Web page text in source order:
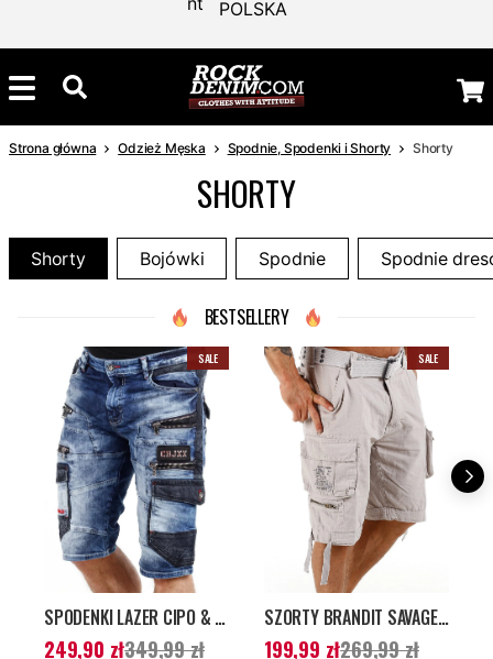
POLSKA
Strona główna Odzież Męska Spodnie, Spodenki i Shorty Shorty
SHORTY
Shorty Bojówki Spodnie Spodnie
BESTSELLERY
SALE
SPODENKI LAZER CIPO & BAXX - NIEBIESKIE
Aktualna cena:
249,90 zł349,99 zł
SALE
SZORTY BRANDIT SAVAGE VINTAGE - JASNOSZARE
Aktualna cena:
199,99 zł269,99 zł